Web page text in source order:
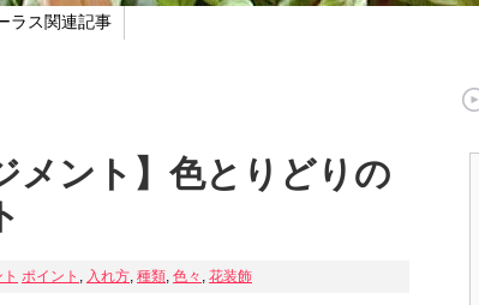
ラス関連記事
メント】色とりどりの
ポイント , 入れ方, 種類, 色々 , 花装飾